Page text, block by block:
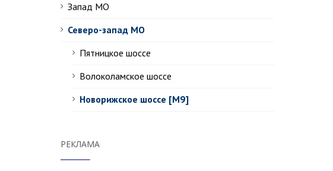
Запад МО
Северо-запад МО
Пятницкое шоссе
Волоколамское шоссе
Новорижское шоссе [М9]
РЕКЛАМА